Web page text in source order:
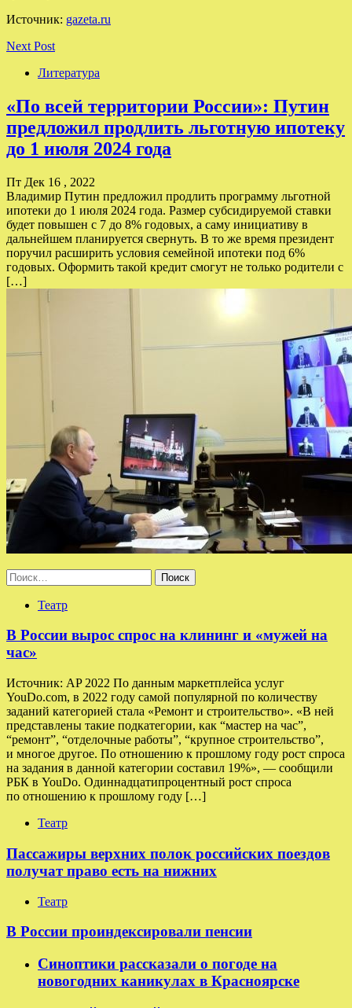
Источник: gazeta.ru
Next Post
Литература
«По всей территории России»: Путин
предложил продлить льготную ипотеку
до 1 июля 2024 года
Пт Дек 16 , 2022
Владимир Путин предложил продлить программу льготной
ипотеки до 1 июля 2024 года. Размер субсидируемой ставки
будет повышен с 7 до 8% годовых, а саму инициативу в
дальнейшем планируется свернуть. В то же время президент
поручил расширить условия семейной ипотеки под 6%
годовых. Оформить такой кредит смогут не только родители с
[…]
Найти:
Театр
В России вырос спрос на клининг и «мужей на
час»
Источник: AP 2022 По данным маркетплейса услуг
YouDo.com, в 2022 году самой популярной по количеству
заданий категорией стала «Ремонт и строительство». «В ней
представлены такие подкатегории, как “мастер на час”,
“ремонт”, “отделочные работы”, “крупное строительство”,
и многое другое. По отношению к прошлому году рост спроса
на задания в данной категории составил 19%», — сообщили
РБК в YouDo. Одиннадцатипроцентный рост спроса
по отношению к прошлому году […]
Театр
Пассажиры верхних полок российских поездов
получат право есть на нижних
Театр
В России проиндексировали пенсии
Синоптики рассказали о погоде на
новогодних каникулах в Красноярске